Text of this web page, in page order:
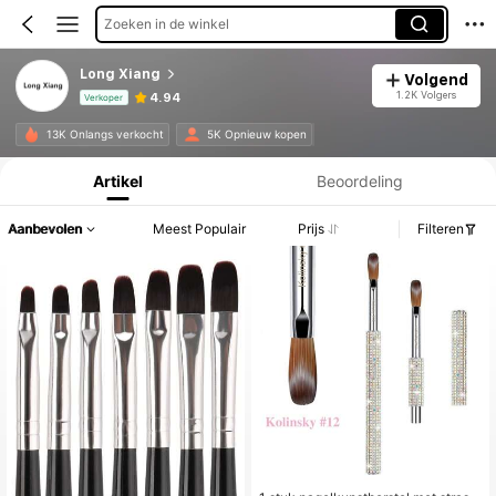
Zoeken in de winkel
Long Xiang
Verkoper 4.94
Volgend
1.2K Volgers
13K Onlangs verkocht 5K Opnieuw kopen
Productinformatie: Prijsopenbaring, Verkoop- en Voorraadgegevens.
Artikel Beoordeling
Aanbevolen Meest Populair Prijs Filteren